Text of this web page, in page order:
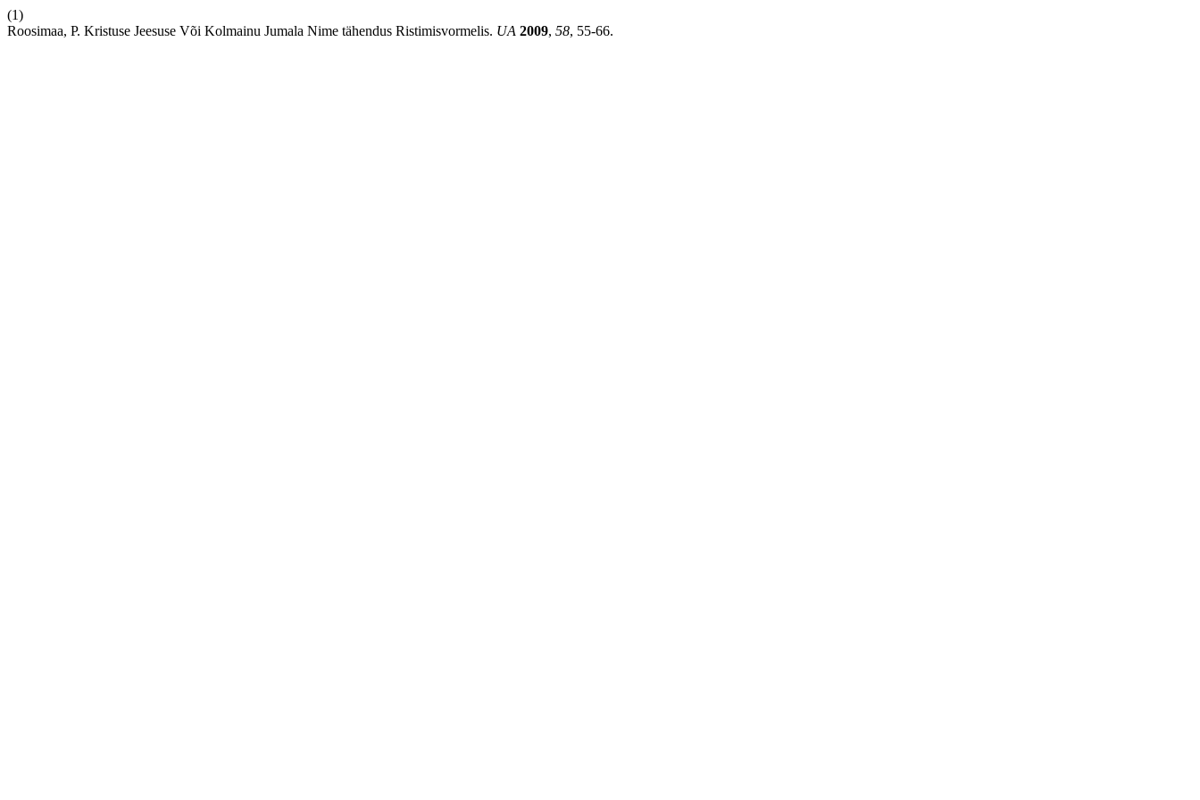
(1)
Roosimaa, P. Kristuse Jeesuse Või Kolmainu Jumala Nime tähendus Ristimisvormelis. UA 2009, 58, 55-66.